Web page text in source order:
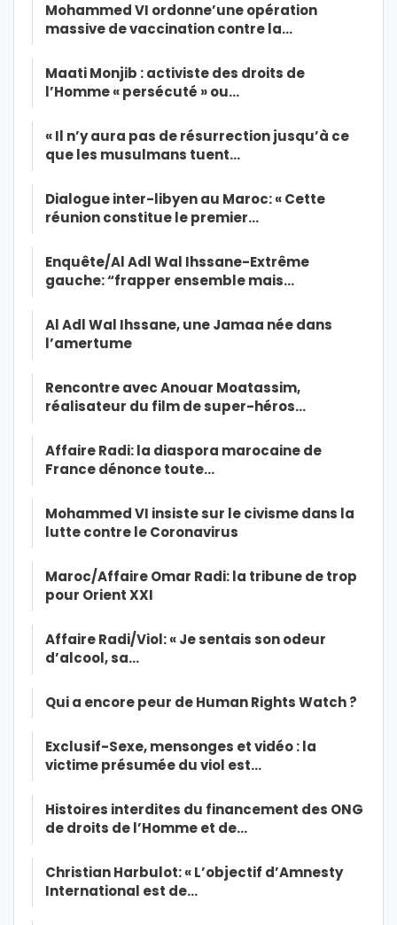
Mohammed VI ordonne’une opération
massive de vaccination contre la…
Maati Monjib : activiste des droits de
l’Homme « persécuté » ou…
« Il n’y aura pas de résurrection jusqu’à ce
que les musulmans tuent…
Dialogue inter-libyen au Maroc: « Cette
réunion constitue le premier…
Enquête/Al Adl Wal Ihssane-Extrême
gauche: “frapper ensemble mais…
Al Adl Wal Ihssane, une Jamaa née dans
l’amertume
Rencontre avec Anouar Moatassim,
réalisateur du film de super-héros…
Affaire Radi: la diaspora marocaine de
France dénonce toute…
Mohammed VI insiste sur le civisme dans la
lutte contre le Coronavirus
Maroc/Affaire Omar Radi: la tribune de trop
pour Orient XXI
Affaire Radi/Viol: « Je sentais son odeur
d’alcool, sa…
Qui a encore peur de Human Rights Watch ?
Exclusif-Sexe, mensonges et vidéo : la
victime présumée du viol est…
Histoires interdites du financement des ONG
de droits de l’Homme et de…
Christian Harbulot: « L’objectif d’Amnesty
International est de…